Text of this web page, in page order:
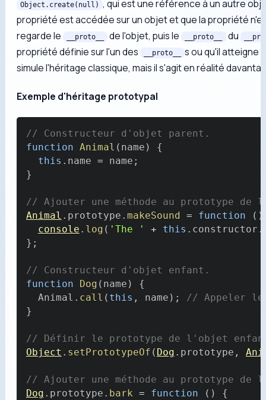
Object.create(null) , qui est une référence à un autre
propriété est accédée sur un objet et que la propriété
regarde le
__proto__ de l'objet, puis le __proto__ du
propriété définie sur l'un des __proto__
s ou qu'il atteigne
simule l'héritage classique, mais il s'agit en réalité
Exemple d'héritage prototypal
// Constructeur d'objet parent.
function Animal ( name )
{
this . name = name ;
}
// Ajouter une méthode au prototype de
Animal . prototype . makeSound = function ( )
console . log ( 'The ' + this . constructor .
} ;
// Constructeur d'objet enfant.
function
Dog ( name )
{
Animal . call ( this , name ) ;
// Appeler le
}
// Définir le prototype de l'objet enfant
Object . setPrototypeOf ( Dog . prototype ,
// Ajouter une méthode au prototype
Dog . prototype . bark = function ( )
{